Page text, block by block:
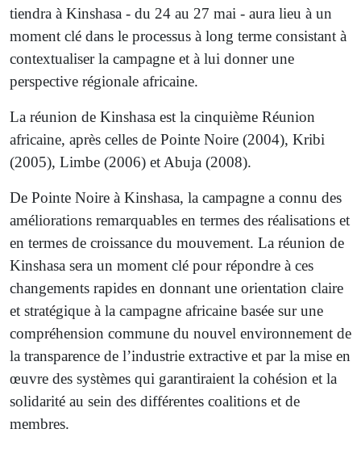
tiendra à Kinshasa - du 24 au 27 mai - aura lieu à un
moment clé dans le processus à long terme consistant à
contextualiser la campagne et à lui donner une
perspective régionale africaine.
La réunion de Kinshasa est la cinquième Réunion
africaine, après celles de Pointe Noire (2004), Kribi
(2005), Limbe (2006) et Abuja (2008).
De Pointe Noire à Kinshasa, la campagne a connu des
améliorations remarquables en termes des réalisations et
en termes de croissance du mouvement. La réunion de
Kinshasa sera un moment clé pour répondre à ces
changements rapides en donnant une orientation claire
et stratégique à la campagne africaine basée sur une
compréhension commune du nouvel environnement de
la transparence de l’industrie extractive et par la mise en
œuvre des systèmes qui garantiraient la cohésion et la
solidarité au sein des différentes coalitions et de
membres.